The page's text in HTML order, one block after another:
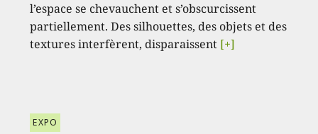
l’espace se chevauchent et s’obscurcissent
partiellement. Des silhouettes, des objets et des
textures interfèrent, disparaissent [+]
EXPO